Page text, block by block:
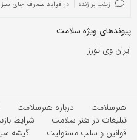
زینب برازنده در فواید مصرف چای سبز
پیوندهای ویژه سلامت
ایران وی تورز
هنرسلامت درباره هنرسلامت
تبلیغات در هنر سلامت
شرایط
قوانین و سلب مسئولیت
گیشه